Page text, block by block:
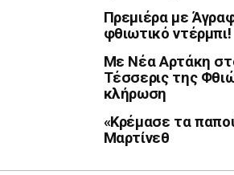
Πρεμιέρα με
φθιωτικό ντέρμπι!
Με Νέα Αρτάκη
Τέσσερις της
κλήρωση
«Κρέμασε τα
Μαρτίνεθ